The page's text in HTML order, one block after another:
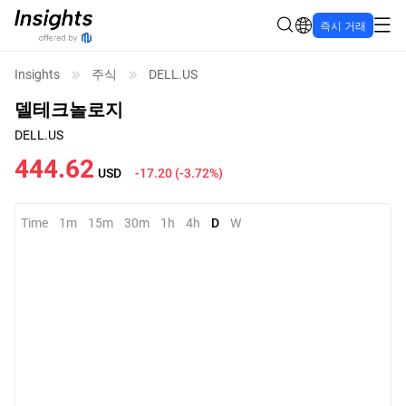
즉시 거래
Insights 주식 DELL.US
델테크놀로지
DELL.US
444.62 USD -17.20 (-3.72%)
Time 1m 15m 30m 1h 4h D W